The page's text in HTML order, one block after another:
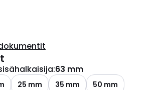
:63 mm
25 mm 35 mm
50 mm